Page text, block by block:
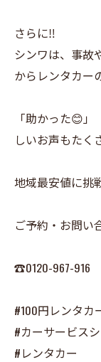
さらに‼️
シンワは、事故
からレンタカー
「助かった😊
しいお声もたく
地域最安値に挑
ご予約・お問い
☎0120-967-916
#100円レンタカ
#カーサービス
#レンタカー